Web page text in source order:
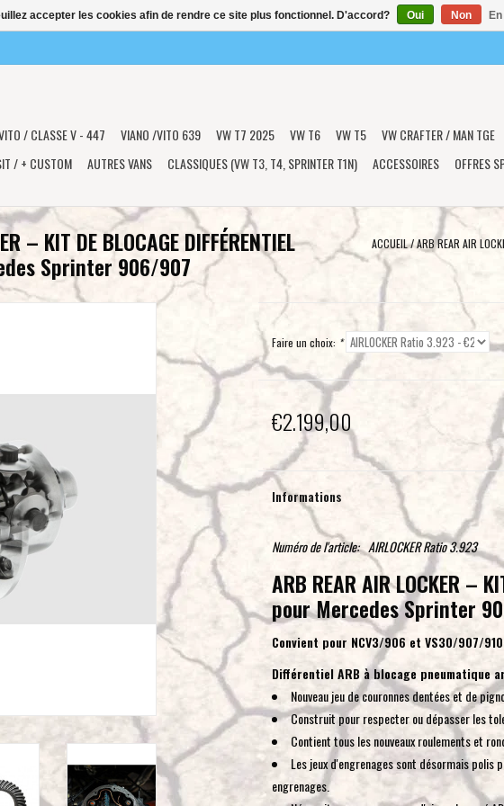
/ CLASSE V - 447 VIANO /VITO 639 VW T7 2025 VW T6 VW T5 VW CRAFTER / MAN TGE
/ + CUSTOM
AUTRES VANS CLASSIQUES (VW T3, T4, SPRINTER T1N) ACCESSOIRES OFFRES
– KIT DE BLOCAGE DIFFÉRENTIEL
Sprinter 906/907
ACCUEIL/ARB REAR AIR
Faire un choix: *
€2.199,00
Informations
Numéro de l'article: AIRLOCKER Ratio 3.923
ARB REAR AIR LOCKER –
pour Mercedes Sprinter
Convient pour NCV3/906 et VS30/907/
Différentiel ARB à blocage pneumatique
Nouveau jeu de couronnes dentées et de
Construit pour respecter ou dépasser les
Contient tous les nouveaux roulements et
Les jeux d'engrenages sont désormais
engrenages.
accepter les cookies afin de rendre ce site plus fonctionnel. D'accord? Oui Non